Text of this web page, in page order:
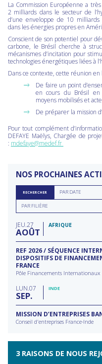
La Commission Européenne a
2 milliards dans le secteur de
d’une enveloppe de 10 milliards
dans les énergies propres en
Conscient de son potentiel pour
carbone, le Brésil cherche à
mécanismes d’incitation pour
technologies énergétiques liées à
Dans ce contexte, cette réunion en
De faire un point
en cours du Brésil en
moyens mobilisés et
De préparer la mission
Pour tout complément
DEFAYE Maëlys, Chargée de
: mdefaye@medef.fr
NOS PROCHAINES
RECHERCHER
Rechercher
parPAR DATE
Rechercher
parPAR FILIÈRE
JEU 27
AOÛT
AFRIQUE
REF 2026 / SÉQUENCE
DISPOSITIFS DE
FRANCE
Pôle Financements Internationaux
LUN 07
SEP
INDE
MISSION D’ENTREPRISES
Conseil d'entreprises France-Inde
3 RAISONS DE NOUS